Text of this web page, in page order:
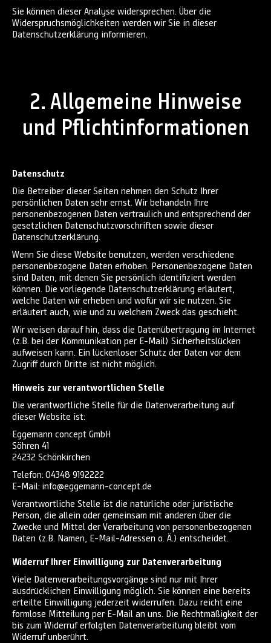
Sie können dieser Analyse widersprechen. Über die
Widerspruchsmöglichkeiten werden wir Sie in dieser
Datenschutzerklärung informieren.
2. Allgemeine Hinweise
und Pflichtinformationen
Datenschutz
Die Betreiber dieser Seiten nehmen den Schutz Ihrer
persönlichen Daten sehr ernst. Wir behandeln Ihre
personenbezogenen Daten vertraulich und entsprechend der
gesetzlichen Datenschutzvorschriften sowie dieser
Datenschutzerklärung.
Wenn Sie diese Website benutzen, werden verschiedene
personenbezogene Daten erhoben. Personenbezogene Daten
sind Daten, mit denen Sie persönlich identifiziert werden
können. Die vorliegende Datenschutzerklärung erläutert,
welche Daten wir erheben und wofür wir sie nutzen. Sie
erläutert auch, wie und zu welchem Zweck das geschieht.
Wir weisen darauf hin, dass die Datenübertragung im Internet
(z.B. bei der Kommunikation per E-Mail) Sicherheitslücken
aufweisen kann. Ein lückenloser Schutz der Daten vor dem
Zugriff durch Dritte ist nicht möglich.
Hinweis zur verantwortlichen Stelle
Die verantwortliche Stelle für die Datenverarbeitung auf
dieser Website ist:
Eggemann concept GmbH
Söhren 41
24232 Schönkirchen
Telefon: 04348 9192222
E-Mail: info@eggemann-concept.de
Verantwortliche Stelle ist die natürliche oder juristische
Person, die allein oder gemeinsam mit anderen über die
Zwecke und Mittel der Verarbeitung von personenbezogenen
Daten (z.B. Namen, E-Mail-Adressen o. Ä.) entscheidet.
Widerruf Ihrer Einwilligung zur Datenverarbeitung
Viele Datenverarbeitungsvorgänge sind nur mit Ihrer
ausdrücklichen Einwilligung möglich. Sie können eine bereits
erteilte Einwilligung jederzeit widerrufen. Dazu reicht eine
formlose Mitteilung per E-Mail an uns. Die Rechtmäßigkeit der
bis zum Widerruf erfolgten Datenverarbeitung bleibt vom
Widerruf unberührt.